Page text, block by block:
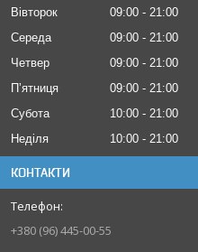
Вівторок
09:00
21:00
Середа
09:00
21:00
Четвер
09:00
21:00
Пʼятниця
09:00
21:00
Субота
10:00
21:00
Неділя
10:00 21:00
КОНТАКТИ
+380 (96) 445-00-55